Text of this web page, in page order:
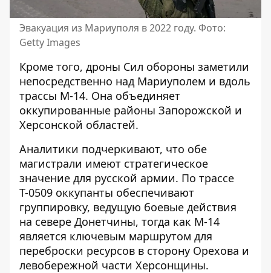
Эвакуация из Мариуполя в 2022 году. Фото:
Getty Images
Кроме того, дроны Сил обороны заметили
непосредственно над Мариуполем и вдоль
трассы М-14. Она объединяет
оккупированные районы Запорожской и
Херсонской областей.
Аналитики подчеркивают, что обе
магистрали имеют стратегическое
значение для русской армии. По трассе
Т-0509 оккупанты обеспечивают
группировку, ведущую боевые действия
на севере Донетчины, тогда как М-14
является ключевым маршрутом для
переброски ресурсов в сторону Орехова и
левобережной части Херсонщины.